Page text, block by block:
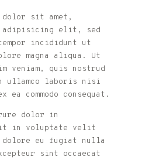
dolor sit amet,
adipisicing elit, sed
incididunt ut
magna aliqua. Ut
veniam, quis nostrud
ullamco laboris nisi
commodo consequat.
dolor in
in voluptate velit
dolore eu fugiat nulla
sint occaecat